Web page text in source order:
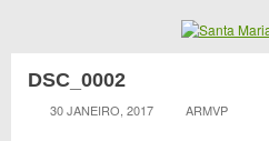
DSC_0002
30 JANEIRO, 2017 ARMVP